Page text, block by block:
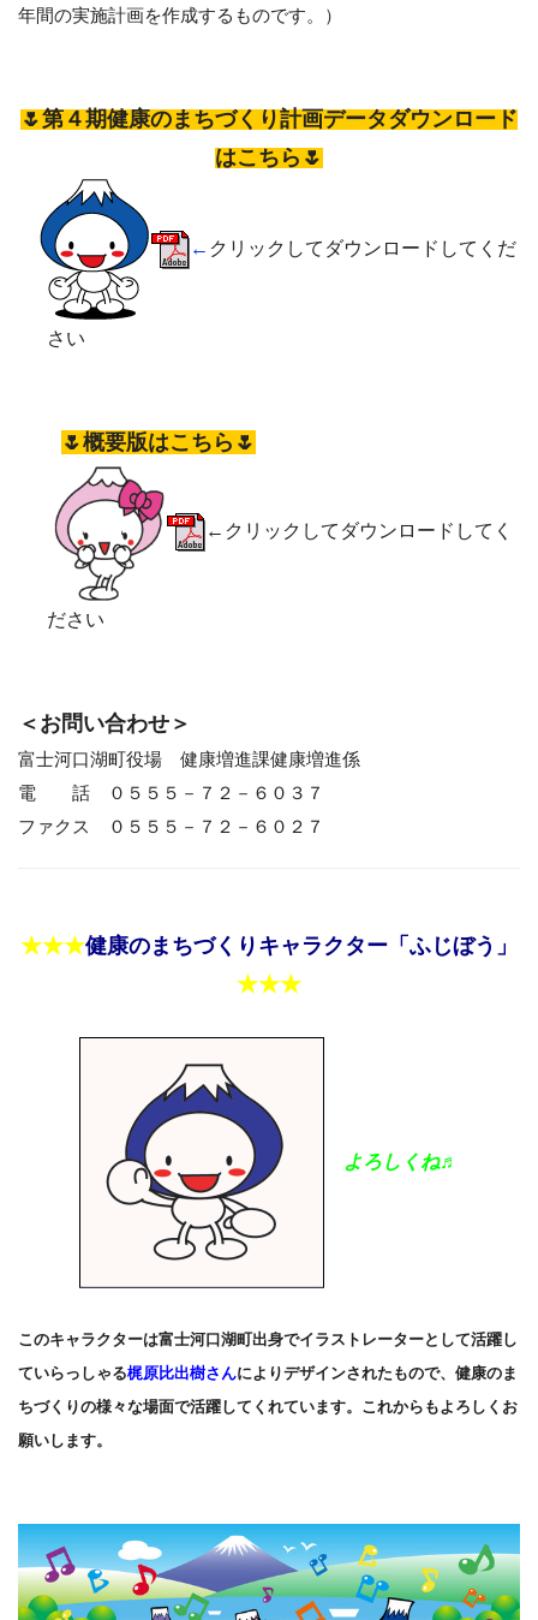
年間の実施計画を作成するものです。）
🌷第４期健康のまちづくり計画データダウンロード
はこちら🌷
← クリックしてダウンロードしてくだ
さい
🌷概要版はこちら🌷
←クリックしてダウンロードしてく
ださい
＜お問い合わせ＞
富士河口湖町役場 健康増進課健康増進係
電 話 ０５５５－７２－６０３７
ファクス ０５５５－７２－６０２７
★★★健康のまちづくりキャラクター「ふじぼう」
★★★
よろしくね♬
このキャラクターは富士河口湖町出身でイラストレーターとして活躍し
ていらっしゃる梶原比出樹さんによりデザインされたもので、健康のま
ちづくりの様々な場面で活躍してくれています。これからもよろしくお
願いします。